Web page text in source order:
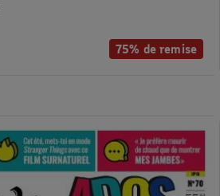
75% de remise